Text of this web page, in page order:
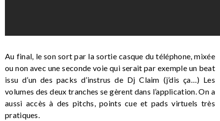
Au final, le son sort par la sortie casque du téléphone, mixée
ou non avec une seconde voie qui serait par exemple un beat
issu d’un des packs d’instrus de Dj Claim (j’dis ça…) Les
volumes des deux tranches se gèrent dans l’application. On a
aussi accès à des pitchs, points cue et pads virtuels très
pratiques.